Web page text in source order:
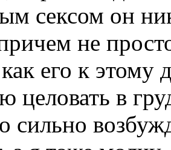
сексом он
не
его к этому
целовать в
сильно